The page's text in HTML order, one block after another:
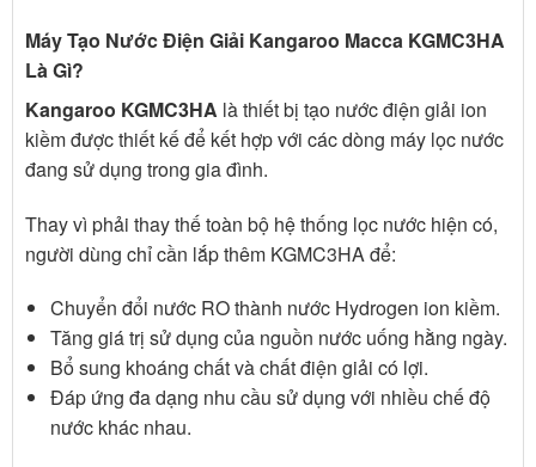
Máy Tạo Nước Điện Giải Kangaroo Macca KGMC3HA
Là Gì?
Kangaroo KGMC3HA là thiết bị tạo nước điện giải ion
kiềm được thiết kế để kết hợp với các dòng máy lọc nước
đang sử dụng trong gia đình.
Thay vì phải thay thế toàn bộ hệ thống lọc nước hiện có,
người dùng chỉ cần lắp thêm KGMC3HA để:
Chuyển đổi nước RO thành nước Hydrogen ion kiềm.
Tăng giá trị sử dụng của nguồn nước uống hằng ngày.
Bổ sung khoáng chất và chất điện giải có lợi.
Đáp ứng đa dạng nhu cầu sử dụng với nhiều chế độ
nước khác nhau.